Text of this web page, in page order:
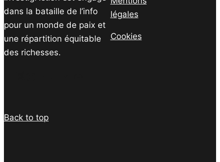
dans la bataille de l’info
pour un monde de paix et
une répartition équitable
des richesses.
légales
Cookies
Back to top